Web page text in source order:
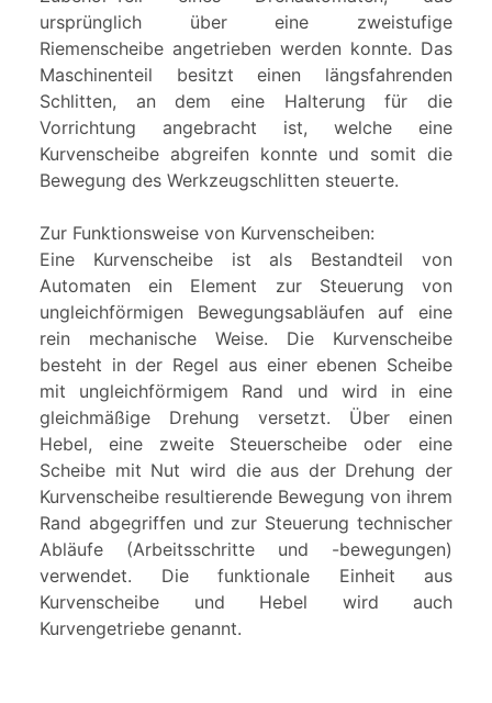
ursprünglich über eine zweistufige
Riemenscheibe angetrieben werden konnte. Das
Maschinenteil besitzt einen längsfahrenden
Schlitten, an dem eine Halterung für die
Vorrichtung angebracht ist, welche eine
Kurvenscheibe abgreifen konnte und somit die
Bewegung des Werkzeugschlitten steuerte.
Zur Funktionsweise von Kurvenscheiben:
Eine Kurvenscheibe ist als Bestandteil von
Automaten ein Element zur Steuerung von
ungleichförmigen Bewegungsabläufen auf eine
rein mechanische Weise. Die Kurvenscheibe
besteht in der Regel aus einer ebenen Scheibe
mit ungleichförmigem Rand und wird in eine
gleichmäßige Drehung versetzt. Über einen
Hebel, eine zweite Steuerscheibe oder eine
Scheibe mit Nut wird die aus der Drehung der
Kurvenscheibe resultierende Bewegung von ihrem
Rand abgegriffen und zur Steuerung technischer
Abläufe (Arbeitsschritte und -bewegungen)
verwendet. Die funktionale Einheit aus
Kurvenscheibe und Hebel wird auch
Kurvengetriebe genannt.